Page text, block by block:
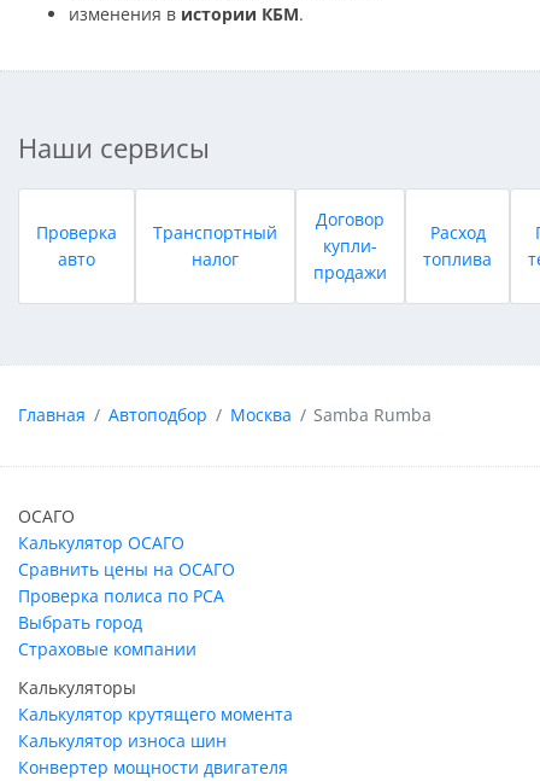
изменения в истории КБМ.
Наши сервисы
Проверка
авто
Транспортный
налог
Договор
купли-
продажи
Расход
топлива
Главная Автоподбор Москва Samba Rumba
ОСАГО
Калькулятор ОСАГО
Сравнить цены на ОСАГО
Проверка полиса по РСА
Выбрать город
Страховые компании
Калькуляторы
Калькулятор крутящего момента
Калькулятор износа шин
Конвертер мощности двигателя